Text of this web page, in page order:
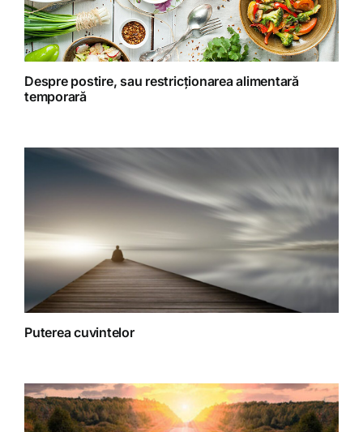
Retete preparate
Retete Raw (nepreparate termic)
Despre postire, sau restricționarea alimentară
temporară
Puterea cuvintelor